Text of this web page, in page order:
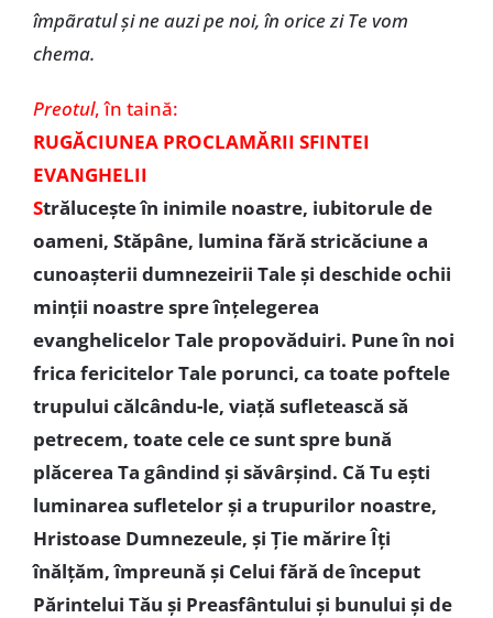
împãratul și ne auzi pe noi, în orice zi Te vom
chema.
Preotul, în taină:
RUGĂCIUNEA PROCLAMĂRII SFINTEI
EVANGHELII
Străluceşte în inimile noastre, iubitorule de
oameni, Stăpâne, lumina fără stricăciune a
cunoaşterii dumnezeirii Tale şi deschide ochii
minţii noastre spre înţelegerea
evanghelicelor Tale propovăduiri. Pune în noi
frica fericitelor Tale porunci, ca toate poftele
trupului călcându-le, viaţă sufletească să
petrecem, toate cele ce sunt spre bună
plăcerea Ta gândind şi săvârşind. Că Tu eşti
luminarea sufletelor şi a trupurilor noastre,
Hristoase Dumnezeule, şi Ţie mărire Îţi
înălţăm, împreună şi Celui fără de început
Părintelui Tău şi Preasfântului şi bunului şi de